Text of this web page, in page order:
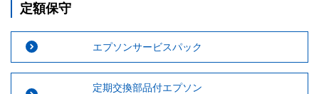
定額保守
エプソンサービスパック
定期交換部品付エプソン